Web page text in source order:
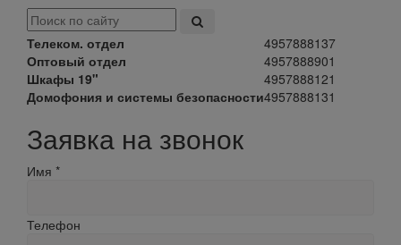
Телеком. отдел
4957888137
Оптовый отдел
4957888901
Шкафы 19"
4957888121
Домофония и системы безопасности4957888131
Заявка на звонок
Имя *
Телефон